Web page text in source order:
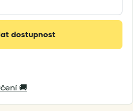
dostupnost
🚚